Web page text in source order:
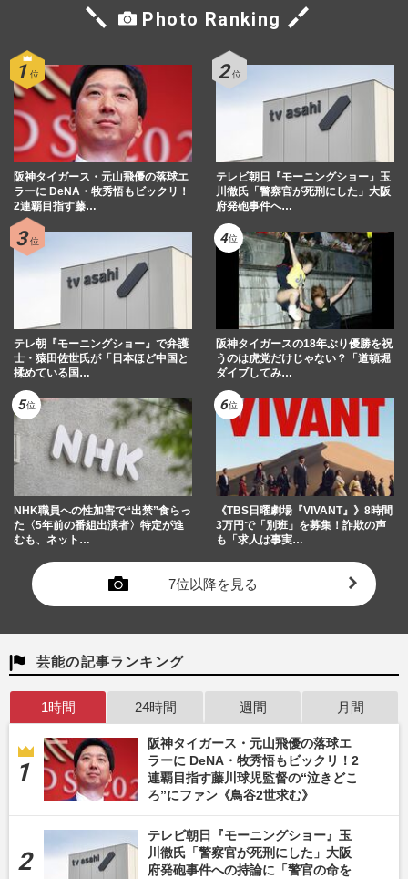
Photo Ranking
阪神タイガース・元山飛優の落球エ
ラーに DeNA・牧秀悟もビックリ！
2連覇目指す藤…
テレビ朝日『モーニングショー』玉
川徹氏「警察官が死刑にした」大阪
府発砲事件へ…
テレ朝『モーニングショー』で弁護
士・猿田佐世氏が「日本ほど中国と
揉めている国…
阪神タイガースの18年ぶり優勝を祝
うのは虎党だけじゃない？「道頓堀
ダイブしてみ…
NHK職員への性加害で“出禁”食らっ
た〈5年前の番組出演者〉特定が進
むも、ネット…
《TBS日曜劇場『VIVANT』》8時間
3万円で「別班」を募集！詐欺の声
も「求人は事実…
7位以降を見る
芸能の記事ランキング
1時間 24時間 週間 月間
阪神タイガース・元山飛優の落球エ
ラーに DeNA・牧秀悟もビックリ！2
連覇目指す藤川球児監督の“泣きどこ
ろ”にファン《鳥谷2世求む》
テレビ朝日『モーニングショー』玉
川徹氏「警察官が死刑にした」大阪
府発砲事件への持論に「警官の命を